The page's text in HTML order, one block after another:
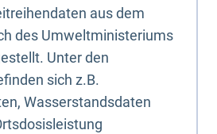
aus dem
des Umweltministeriums
Unter den
sich z.B.
Wasserstandsdaten